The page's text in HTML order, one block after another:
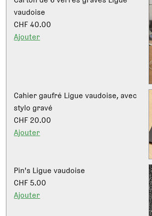
vaudoise
CHF 40.00
Ajouter
Cahier gaufré Ligue vaudoise, avec
stylo gravé
CHF 20.00
Ajouter
Pin's Ligue vaudoise
CHF 5.00
Ajouter